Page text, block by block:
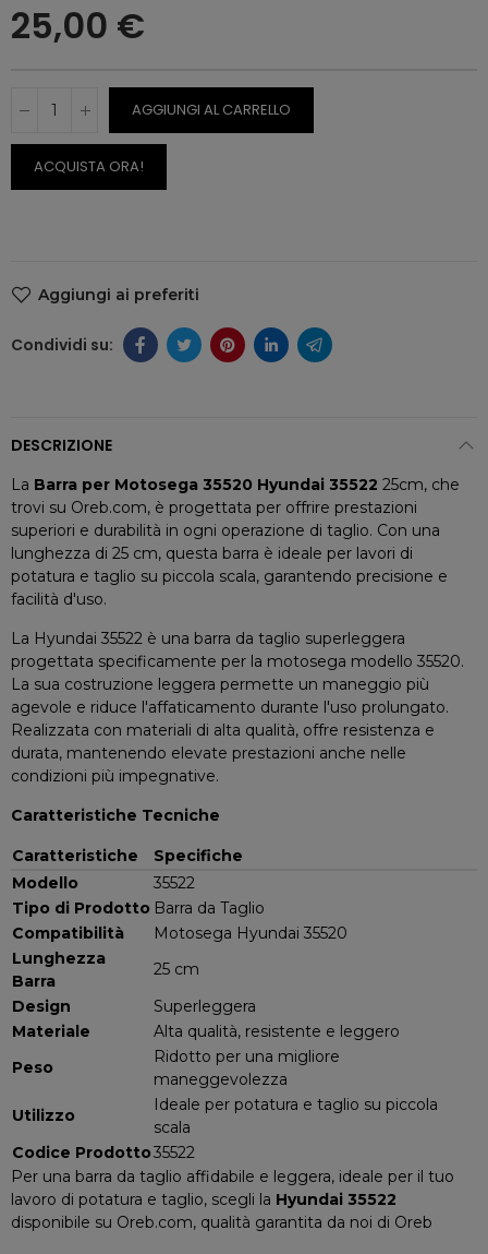
25,00 €
AGGIUNGI AL CARRELLO
ACQUISTA ORA!
Aggiungi ai preferiti
DESCRIZIONE
La Barra per Motosega 35520 Hyundai 35522 25cm, che
trovi su Oreb.com, è progettata per offrire prestazioni
superiori e durabilità in ogni operazione di taglio. Con una
lunghezza di 25 cm, questa barra è ideale per lavori di
potatura e taglio su piccola scala, garantendo precisione e
facilità d'uso.
La Hyundai 35522 è una barra da taglio superleggera
progettata specificamente per la motosega modello 35520.
La sua costruzione leggera permette un maneggio più
agevole e riduce l'affaticamento durante l'uso prolungato.
Realizzata con materiali di alta qualità, offre resistenza e
durata, mantenendo elevate prestazioni anche nelle
condizioni più impegnative.
Caratteristiche Tecniche
Caratteristiche
Specifiche
Modello
35522
Tipo di Prodotto Barra da Taglio
Compatibilità
Motosega Hyundai 35520
Lunghezza
Barra
25 cm
Design
Superleggera
Materiale
Alta qualità, resistente e leggero
Peso
Ridotto per una migliore
maneggevolezza
Utilizzo
Ideale per potatura e taglio su piccola
scala
Codice Prodotto35522
Per una barra da taglio affidabile e leggera, ideale per il tuo
lavoro di potatura e taglio, scegli la Hyundai 35522
disponibile su Oreb.com, qualità garantita da noi di Oreb